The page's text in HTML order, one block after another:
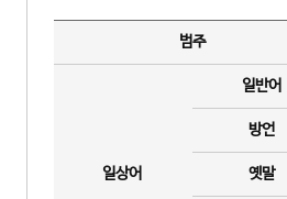
범주
일상어
일반어
방언
옛말